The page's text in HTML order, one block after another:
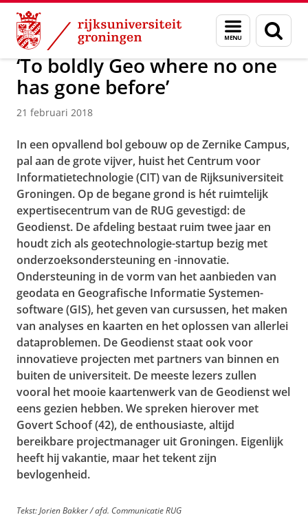
Skip
Content
Skip
Navigation
Menu
en
zoeken
Magazine
‘To boldly Geo where no one
has gone before’
21 februari 2018
In een opvallend bol gebouw op de Zernike Campus,
pal aan de grote vijver, huist het Centrum voor
Informatietechnologie (CIT) van de Rijksuniversiteit
Groningen. Op de begane grond is hét ruimtelijk
expertisecentrum van de RUG gevestigd: de
Geodienst. De afdeling bestaat ruim twee jaar en
houdt zich als geotechnologie-startup bezig met
onderzoeksondersteuning en -innovatie.
Ondersteuning in de vorm van het aanbieden van
geodata en Geografische Informatie Systemen-
software (GIS), het geven van cursussen, het maken
van analyses en kaarten en het oplossen van allerlei
dataproblemen. De Geodienst staat ook voor
innovatieve projecten met partners van binnen en
buiten de universiteit. De meeste lezers zullen
vooral het mooie kaartenwerk van de Geodienst wel
eens gezien hebben. We spreken hierover met
Govert Schoof (42), de enthousiaste, altijd
bereikbare projectmanager uit Groningen. Eigenlijk
heeft hij vakantie, maar het tekent zijn
bevlogenheid.
Tekst: Jorien Bakker / afd. Communicatie RUG